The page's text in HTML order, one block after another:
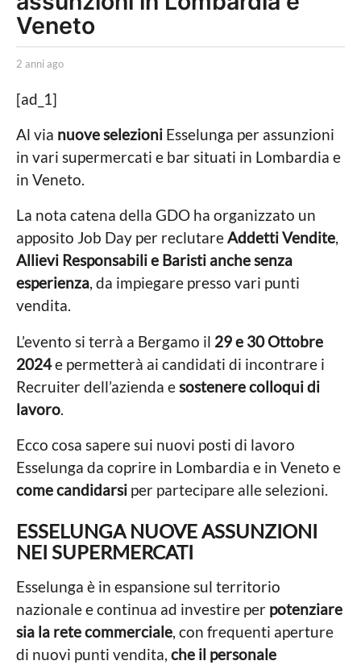
n
a
o
2
a
n
i
a
g
o
Veneto
b
C
l
a
r
a
R
o
a
n
i
2 anni ago
a
g
[ad_1]
Al via nuove selezioni Esselunga per assunzioni
in vari supermercati e bar situati in Lombardia e
in Veneto.
La nota catena della GDO ha organizzato un
apposito Job Day per reclutareAddetti Vendite,
Allievi Responsabili e Baristi anche senza
esperienza, da impiegare presso vari punti
vendita.
L’evento si terrà a Bergamo il 29 e 30 Ottobre
2024e permetterà ai candidati di incontrare i
Recruiter dell’azienda e sostenere colloqui di
lavoro
Ecco cosa sapere sui nuovi posti di lavoro
Esselunga da coprire in Lombardia e in Veneto e
come candidarsi per partecipare alle selezioni.
ESSELUNGA NUOVE ASSUNZIONI
NEI SUPERMERCATI
Esselunga è in espansione sul territorio
nazionale e continua ad investire per potenziare
sia la rete commerciale, con frequenti aperture
di nuovi punti vendita, che il personale